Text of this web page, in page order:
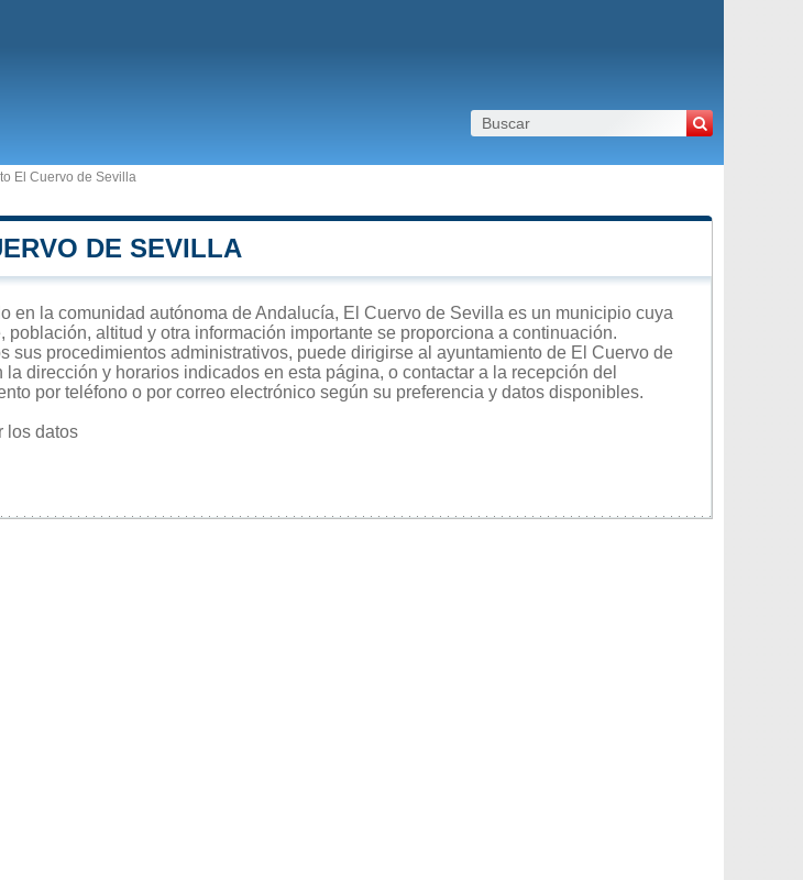
El Cuervo de Sevilla
DE SEVILLA
en la comunidad autónoma de Andalucía, El Cuervo de Sevilla es un municipio cuya
población, altitud y otra información importante se proporciona a continuación.
sus procedimientos administrativos, puede dirigirse al ayuntamiento de El Cuervo de
la dirección y horarios indicados en esta página, o contactar a la recepción del
por teléfono o por correo electrónico según su preferencia y datos disponibles.
los datos